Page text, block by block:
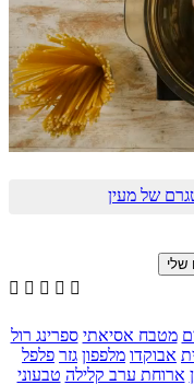
    
מטבח אסיאתי ספרינג רול
אבוקדו מלפפון גזר פלפל
ארוחת ערב קלילה טבעוני